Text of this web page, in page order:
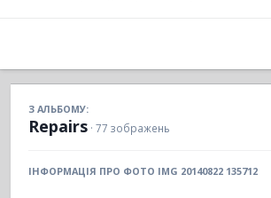
З АЛЬБОМУ:
Repairs · 77 зображень
ІНФОРМАЦІЯ ПРО ФОТО IMG 20140822 135712